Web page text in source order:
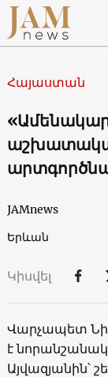
Հայաստան
JAMnews
Երևան
Կիսվել
Վարչապետ
է
Այվազյանին՝